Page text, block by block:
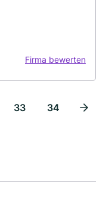
Firma bewerten
33 34